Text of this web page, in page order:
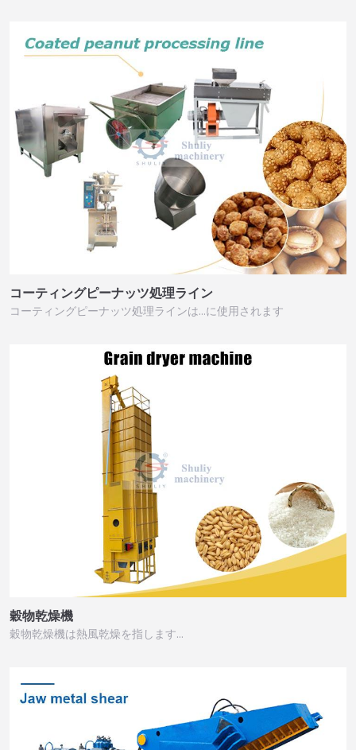
コーティングピーナッツ処理ライン
コーティングピーナッツ処理ラインは…に使用されます
穀物乾燥機
穀物乾燥機は熱風乾燥を指します…